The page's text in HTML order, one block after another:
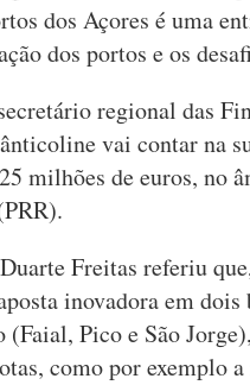
dos Açores é uma
dos portos e os
regional das
vai contar na
milhões de euros, no
Freitas referiu
inovadora em
(Faial, Pico e São
como por exemplo